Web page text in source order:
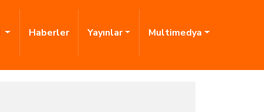
Haberler Yayınlar Multimedya